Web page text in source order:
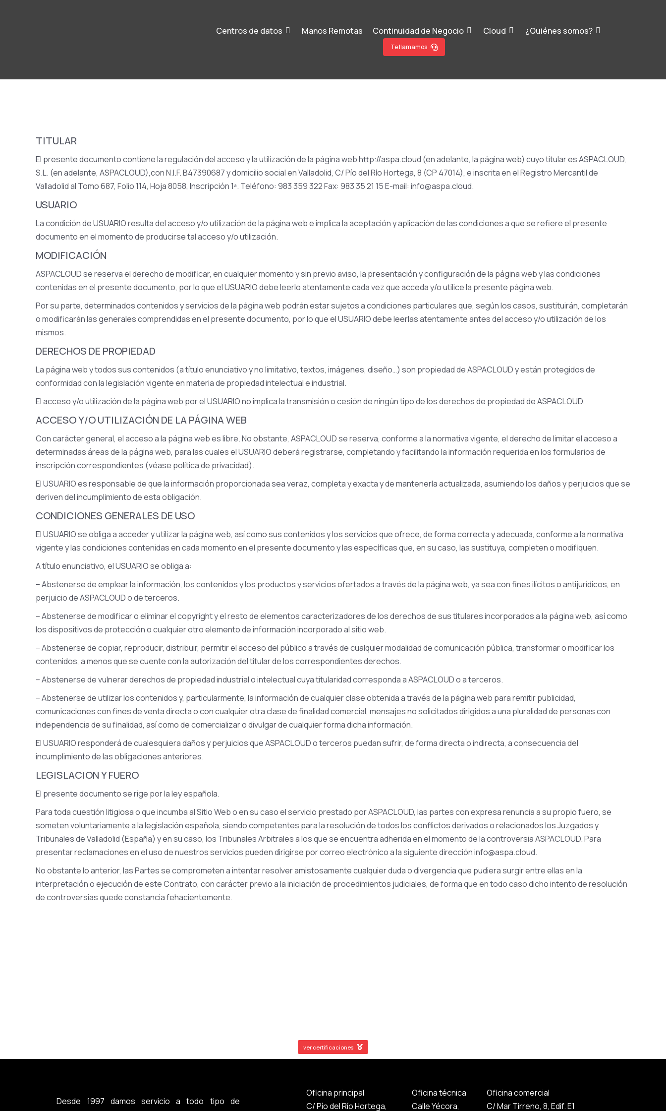
Centros de datos Manos Remotas Continuidad de Negocio Cloud ¿Quiénes somos?
Te llamamos
TITULAR
El presente documento contiene la regulación del acceso y la utilización de la página web http://aspa.cloud (en adelante, la página web) cuyo titular es ASPACLOUD,
S.L. (en adelante, ASPACLOUD),con N.I.F. B47390687 y domicilio social en Valladolid, C/ Pío del Río Hortega, 8 (CP 47014), e inscrita en el Registro Mercantil de
Valladolid al Tomo 687, Folio 114, Hoja 8058, Inscripción 1ª. Teléfono: 983 359 322 Fax: 983 35 21 15 E-mail: info@aspa.cloud.
USUARIO
La condición de USUARIO resulta del acceso y/o utilización de la página web e implica la aceptación y aplicación de las condiciones a que se refiere el presente
documento en el momento de producirse tal acceso y/o utilización.
MODIFICACIÓN
ASPACLOUD se reserva el derecho de modificar, en cualquier momento y sin previo aviso, la presentación y configuración de la página web y las condiciones
contenidas en el presente documento, por lo que el USUARIO debe leerlo atentamente cada vez que acceda y/o utilice la presente página web.
Por su parte, determinados contenidos y servicios de la página web podrán estar sujetos a condiciones particulares que, según los casos, sustituirán, completarán
o modificarán las generales comprendidas en el presente documento, por lo que el USUARIO debe leerlas atentamente antes del acceso y/o utilización de los
mismos.
DERECHOS DE PROPIEDAD
La página web y todos sus contenidos (a título enunciativo y no limitativo, textos, imágenes, diseño…) son propiedad de ASPACLOUD y están protegidos de
conformidad con la legislación vigente en materia de propiedad intelectual e industrial.
El acceso y/o utilización de la página web por el USUARIO no implica la transmisión o cesión de ningún tipo de los derechos de propiedad de ASPACLOUD.
ACCESO Y/O UTILIZACIÓN DE LA PÁGINA WEB
Con carácter general, el acceso a la página web es libre. No obstante, ASPACLOUD se reserva, conforme a la normativa vigente, el derecho de limitar el acceso a
determinadas áreas de la página web, para las cuales el USUARIO deberá registrarse, completando y facilitando la información requerida en los formularios de
inscripción correspondientes (véase política de privacidad).
El USUARIO es responsable de que la información proporcionada sea veraz, completa y exacta y de mantenerla actualizada, asumiendo los daños y perjuicios que se
deriven del incumplimiento de esta obligación.
CONDICIONES GENERALES DE USO
El USUARIO se obliga a acceder y utilizar la página web, así como sus contenidos y los servicios que ofrece, de forma correcta y adecuada, conforme a la normativa
vigente y las condiciones contenidas en cada momento en el presente documento y las específicas que, en su caso, las sustituya, completen o modifiquen.
A título enunciativo, el USUARIO se obliga a:
– Abstenerse de emplear la información, los contenidos y los productos y servicios ofertados a través de la página web, ya sea con fines ilícitos o antijurídicos, en
perjuicio de ASPACLOUD o de terceros.
– Abstenerse de modificar o eliminar el copyright y el resto de elementos caracterizadores de los derechos de sus titulares incorporados a la página web, así como
los dispositivos de protección o cualquier otro elemento de información incorporado al sitio web.
– Abstenerse de copiar, reproducir, distribuir, permitir el acceso del público a través de cualquier modalidad de comunicación pública, transformar o modificar los
contenidos, a menos que se cuente con la autorización del titular de los correspondientes derechos.
– Abstenerse de vulnerar derechos de propiedad industrial o intelectual cuya titularidad corresponda a ASPACLOUD o a terceros.
– Abstenerse de utilizar los contenidos y, particularmente, la información de cualquier clase obtenida a través de la página web para remitir publicidad,
comunicaciones con fines de venta directa o con cualquier otra clase de finalidad comercial, mensajes no solicitados dirigidos a una pluralidad de personas con
independencia de su finalidad, así como de comercializar o divulgar de cualquier forma dicha información.
El USUARIO responderá de cualesquiera daños y perjuicios que ASPACLOUD o terceros puedan sufrir, de forma directa o indirecta, a consecuencia del
incumplimiento de las obligaciones anteriores.
LEGISLACION Y FUERO
El presente documento se rige por la ley española.
Para toda cuestión litigiosa o que incumba al Sitio Web o en su caso el servicio prestado por ASPACLOUD, las partes con expresa renuncia a su propio fuero, se
someten voluntariamente a la legislación española, siendo competentes para la resolución de todos los conflictos derivados o relacionados los Juzgados y
Tribunales de Valladolid (España) y en su caso, los Tribunales Arbitrales a los que se encuentra adherida en el momento de la controversia ASPACLOUD. Para
presentar reclamaciones en el uso de nuestros servicios pueden dirigirse por correo electrónico a la siguiente dirección info@aspa.cloud.
No obstante lo anterior, las Partes se comprometen a intentar resolver amistosamente cualquier duda o divergencia que pudiera surgir entre ellas en la
interpretación o ejecución de este Contrato, con carácter previo a la iniciación de procedimientos judiciales, de forma que en todo caso dicho intento de resolución
de controversias quede constancia fehacientemente.
ver certificaciones
Desde 1997 damos servicio a todo tipo de
Oficina principal
C/ Pío del Río Hortega,
Oficina técnica
Calle Yécora,
Oficina comercial
C/ Mar Tirreno, 8, Edif. E1